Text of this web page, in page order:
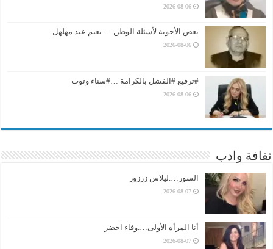
2026-08-06
بعض الأجوبة لأسئلة الوطن … نعيم عبد مهلهل
2026-08-06
#ترقيع #الفشل بالكرامة …#سناء وتوت
2026-08-06
ثقافة وادب
السور….ليلاس زرزور
2026-08-07
أنا المرأة الأولى….وفاء اخضر
2026-08-07